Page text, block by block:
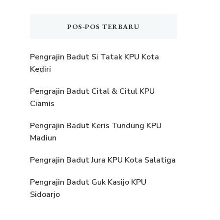
POS-POS TERBARU
Pengrajin Badut Si Tatak KPU Kota
Kediri
Pengrajin Badut Cital & Citul KPU
Ciamis
Pengrajin Badut Keris Tundung KPU
Madiun
Pengrajin Badut Jura KPU Kota Salatiga
Pengrajin Badut Guk Kasijo KPU
Sidoarjo